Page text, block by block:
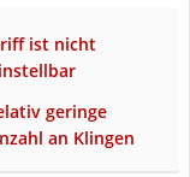
ist nicht
geringe
an Klingen